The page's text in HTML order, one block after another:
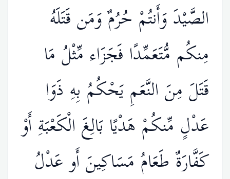
الصَّيْدَ وَأَنتُمْ حُرُمٌ وَمَن قَتَلَهُ
مِنكُم مُّتَعَمِّدًا فَجَزَاء مِّثْلُ مَا
قَتَلَ مِنَ النَّعَمِ يَحْكُمُ بِهِ ذَوَا
عَدْلٍ مِّنكُمْ هَدْيًا بَالِغَ الْكَعْبَةِ أَوْ
كَفَّارَةٌ طَعَامُ مَسَاكِينَ أَو عَدْلُ